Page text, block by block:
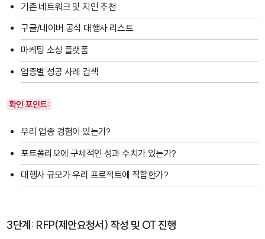
기존 네트워크 및 지인 추천
구글/네이버 공식 대행사 리스트
마케팅 소싱 플랫폼
업종별 성공 사례 검색
확인 포인트:
우리 업종 경험이 있는가?
포트폴리오에 구체적인 성과 수치가 있는가?
대행사 규모가 우리 프로젝트에 적합한가?
3단계: RFP(제안요청서) 작성 및 OT 진행